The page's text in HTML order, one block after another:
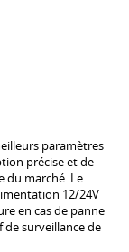
paramètres
précise et de
du marché. Le
12/24V
en cas de panne
surveillance de